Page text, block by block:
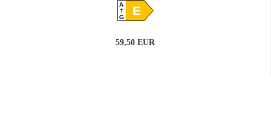
A
GE
59,50 EUR